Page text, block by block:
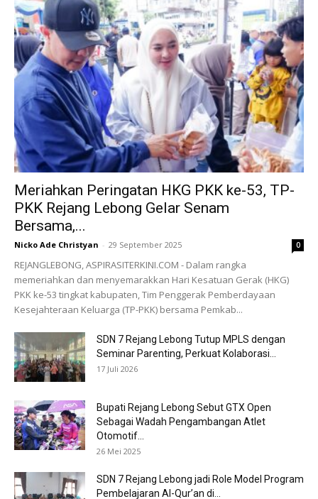
Meriahkan Peringatan HKG PKK ke-53, TP-
PKK Rejang Lebong Gelar Senam
Bersama,...
Nicko Ade Christyan - 29 September 2025 0
REJANGLEBONG, ASPIRASITERKINI.COM - Dalam rangka
memeriahkan dan menyemarakkan Hari Kesatuan Gerak (HKG)
PKK ke-53 tingkat kabupaten, Tim Penggerak Pemberdayaan
Kesejahteraan Keluarga (TP-PKK) bersama Pemkab...
SDN 7 Rejang Lebong Tutup MPLS dengan
Seminar Parenting, Perkuat Kolaborasi...
17 Juli 2026
Bupati Rejang Lebong Sebut GTX Open
Sebagai Wadah Pengambangan Atlet
Otomotif...
26 Mei 2025
SDN 7 Rejang Lebong jadi Role Model Program
Pembelajaran Al-Qur’an di...